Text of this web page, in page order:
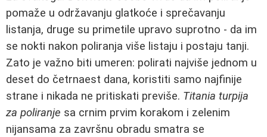
pomaže u održavanju glatkoće i sprečavanju
listanja, druge su primetile upravo suprotno - da im
se nokti nakon poliranja više listaju i postaju tanji.
Zato je važno biti umeren: polirati najviše jednom u
deset do četrnaest dana, koristiti samo najfinije
strane i nikada ne pritiskati previše. Titania turpija
za poliranje sa crnim prvim korakom i zelenim
nijansama za završnu obradu smatra se